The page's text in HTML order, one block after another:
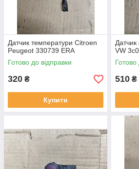
Датчик температури Citroen
Peugeot 330739 ERA
Готово до відправки
320 ₴
Купити
Датчик
VW
Готово
510 ₴